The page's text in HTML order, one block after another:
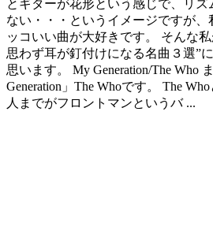
とギターが花形という感じで、リ
ない・・・というイメージですが、
ッコいい曲が大好きです。 そんな
思わず耳が釘付けになる名曲３選”
思います。 My Generation/The Who
Generation」The Whoです。 The
人までがフロントマンというバ ...